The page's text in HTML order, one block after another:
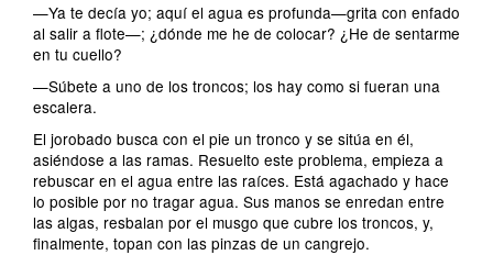
—Ya te decía yo; aquí el agua es profunda—grita con enfado
al salir a flote—; ¿dónde me he de colocar? ¿He de sentarme
en tu cuello?
—Súbete a uno de los troncos; los hay como si fueran una
escalera.
El jorobado busca con el pie un tronco y se sitúa en él,
asiéndose a las ramas. Resuelto este problema, empieza a
rebuscar en el agua entre las raíces. Está agachado y hace
lo posible por no tragar agua. Sus manos se enredan entre
las algas, resbalan por el musgo que cubre los troncos, y,
finalmente, topan con las pinzas de un cangrejo.